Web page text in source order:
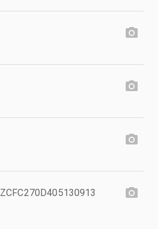
ZCFC270D405130913